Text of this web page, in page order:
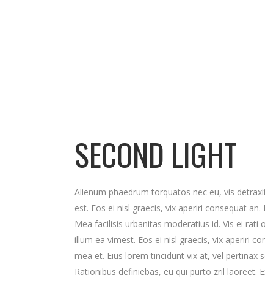
SECOND LIGHT
Alienum phaedrum torquatos nec eu, vis
est. Eos ei nisl graecis, vix aperiri consequat
Mea facilisis urbanitas moderatius id. Vis ei
illum ea vimest. Eos ei nisl graecis, vix aperiri
mea et. Eius lorem tincidunt vix at, vel pertinax
Rationibus definiebas, eu qui purto zril laoreet.